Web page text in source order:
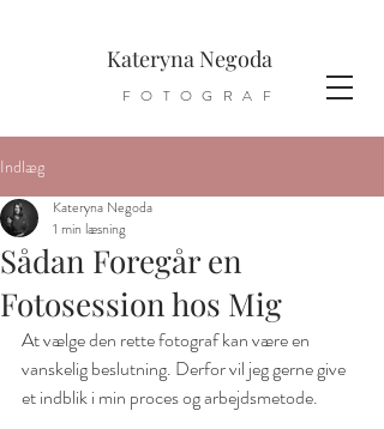
FOTOGRAF
Kateryna Negoda
Indlæg
Sådan Foregår en
Fotosession hos Mig
Kateryna Negoda
1 min læsning
At vælge den rette fotograf kan være en
vanskelig beslutning. Derfor vil jeg gerne give
et indblik i min proces og arbejdsmetode.